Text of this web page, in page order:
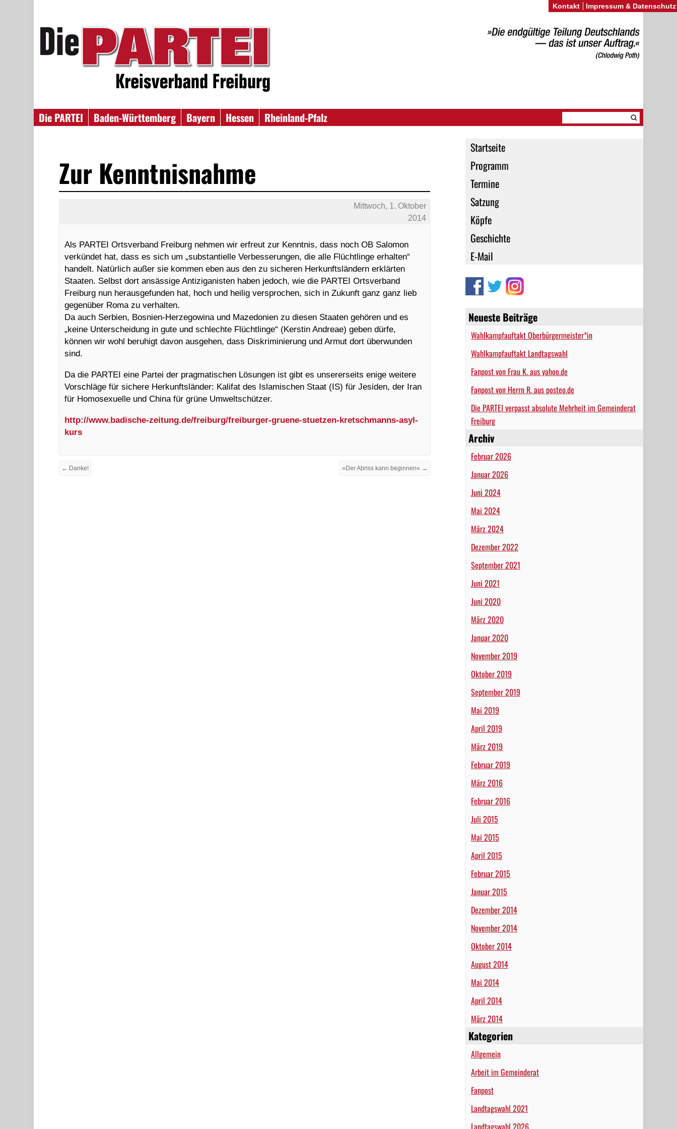
Die PARTEI Baden-Württemberg Bayern Hessen
Rheinland-Pfalz
Startseite
Programm
Termine
Satzung
Köpfe
Geschichte
E-Mail
Neueste Beiträge
Wahlkampfauftakt Oberbürgermeister*in
Wahlkampfauftakt Landtagswahl
Fanpost von Frau K. aus yahoo.de
Fanpost von Herrn R. aus posteo.de
Die PARTEI verpasst absolute Mehrheit im Gemeinderat
Freiburg
Archiv
Februar 2026
Januar 2026
Juni 2024
Mai 2024
März 2024
Dezember 2022
September 2021
Juni 2021
Juni 2020
März 2020
Januar 2020
November 2019
Oktober 2019
September 2019
Mai 2019
April 2019
März 2019
Februar 2019
März 2016
Februar 2016
Juli 2015
Mai 2015
April 2015
Februar 2015
Januar 2015
Dezember 2014
November 2014
Oktober 2014
August 2014
Mai 2014
April 2014
März 2014
Kategorien
Allgemein
Arbeit im Gemeinderat
Fanpost
Landtagswahl 2021
Landtagswahl 2026
Zur Kenntnisnahme
Mittwoch, 1. Oktober
2014
Als PARTEI Ortsverband Freiburg nehmen wir erfreut zur Kenntnis, dass noch OB Salomon
verkündet hat, dass es sich um „substantielle Verbesserungen, die alle Flüchtlinge erhalten“
handelt. Natürlich außer sie kommen eben aus den zu sicheren Herkunftsländern erklärten
Staaten. Selbst dort ansässige Antiziganisten haben jedoch, wie die PARTEI Ortsverband
Freiburg nun herausgefunden hat, hoch und heilig versprochen, sich in Zukunft ganz ganz lieb
gegenüber Roma zu verhalten.
Da auch Serbien, Bosnien-Herzegowina und Mazedonien zu diesen Staaten gehören und es
„keine Unterscheidung in gute und schlechte Flüchtlinge“ (Kerstin Andreae) geben dürfe,
können wir wohl beruhigt davon ausgehen, dass Diskriminierung und Armut dort überwunden
sind.
Da die PARTEI eine Partei der pragmatischen Lösungen ist gibt es unsererseits enige weitere
Vorschläge für sichere Herkunftsländer: Kalifat des Islamischen Staat (IS) für Jesiden, der Iran
für Homosexuelle und China für grüne Umweltschützer.
http://www.badische-zeitung.de/freiburg/freiburger-gruene-stuetzen-kretschmanns-asyl-
kurs
← Danke! »Der Abriss kann beginnen« →
Kontakt Impressum & Datenschutz